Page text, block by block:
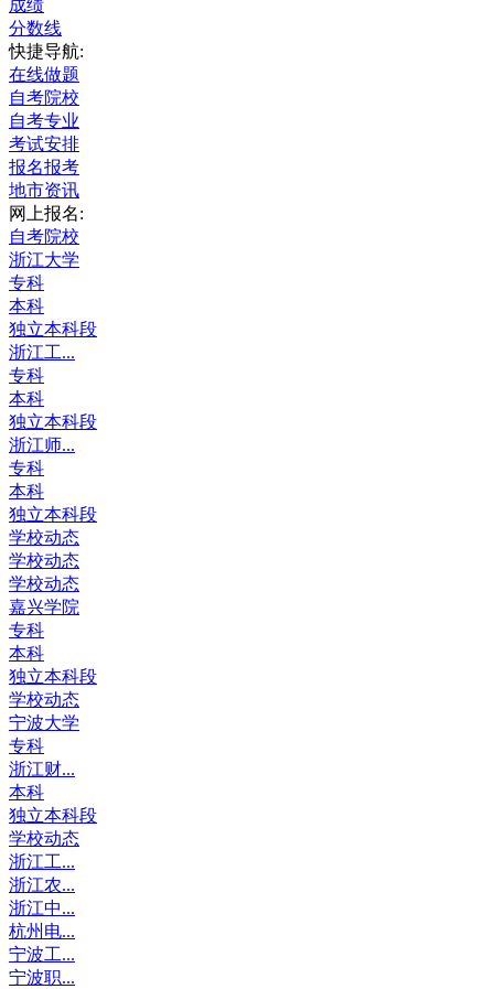
成绩
分数线
快捷导航:
在线做题
自考院校
自考专业
考试安排
报名报考
地市资讯
网上报名:
自考院校
浙江大学
专科
本科
独立本科段
浙江工...
专科
本科
独立本科段
浙江师...
专科
本科
独立本科段
学校动态
学校动态
学校动态
嘉兴学院
专科
本科
独立本科段
学校动态
宁波大学
专科
浙江财...
本科
独立本科段
学校动态
浙江工...
浙江农...
浙江中...
杭州电...
宁波工...
宁波职...